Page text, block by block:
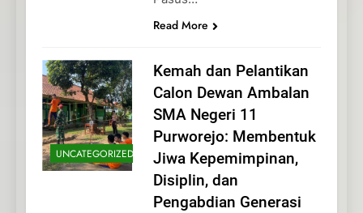
Read More
UNCATEGORIZED
Kemah dan Pelantikan
Calon Dewan Ambalan
SMA Negeri 11
Purworejo: Membentuk
Jiwa Kepemimpinan,
Disiplin, dan
Pengabdian Generasi